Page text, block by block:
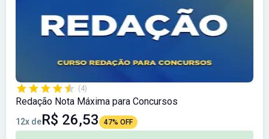
(4)
Redação Nota Máxima para Concursos
12x deR$ 26,53 47% OFF